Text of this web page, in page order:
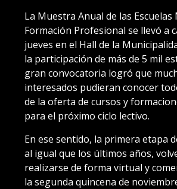
La Muestra Anual de las Escuelas
Formación Profesional se llevó a
jueves en el Hall de la
la participación de más de 5 mil
gran convocatoria logró que
interesados pudieran conocer
de la oferta de cursos y
para el próximo ciclo lectivo.
En ese sentido, la primera etapa
al igual que los últimos años,
realizarse de forma virtual y
la segunda quincena de